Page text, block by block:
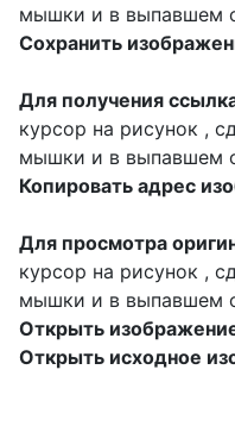
мышки и в выпавшем
Сохранить
Для получения
курсор на рисунок ,
мышки и в выпавшем
Копировать адрес
Для просмотра
курсор на рисунок ,
мышки и в выпавшем
Открыть
Открыть исходное